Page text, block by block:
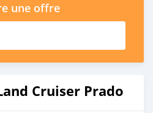
une offre
Cruiser Prado